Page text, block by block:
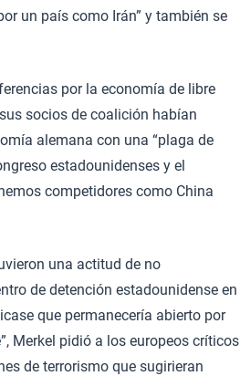
un país como Irán” y también se
por la economía de libre
socios de coalición habían
alemana con una “plaga de
estadounidenses y el
competidores como China
una actitud de no
de detención estadounidense en
que permanecería abierto por
Merkel pidió a los europeos críticos
de terrorismo que sugirieran